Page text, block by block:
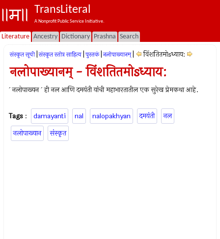
TransLiteral
A Nonprofit Public Service Initiative.
Literature Ancestry Dictionary Prashna Search
संस्कृत सूची संस्कृत स्तोत्र साहित्य पुस्तकं नलोपाख्यानम् विंशतितमोsध्याय:
नलोपाख्यानम् - विंशतितमोsध्याय:
` नलोपाख्यन ` ही नल आणि दमयंती यांची महाभारतातील एक सुरेख प्रेमकथा आहे.
Tags : damayanti nal nalopakhyan दमयंती
नल
नलोपाख्यान
संस्कृत